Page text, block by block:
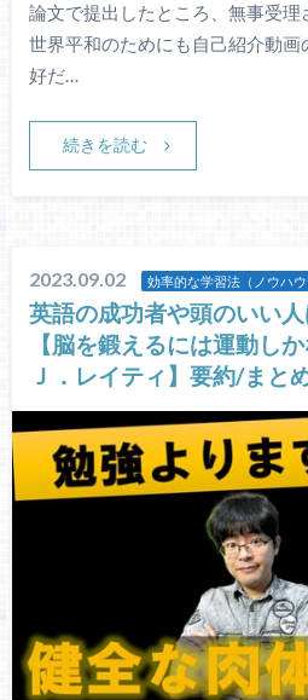
論文で提出したところ、無事受
世界平和のためにも自己紹介動
好だ…
続きを読む
2023.09.02 効率的な学習法（ノウハウ
英語の成功者や頭のいい
【脳を鍛えるには運動し
Ｊ．レイティ】要約/まと